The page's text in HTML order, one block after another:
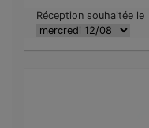
Réception souhaitée le